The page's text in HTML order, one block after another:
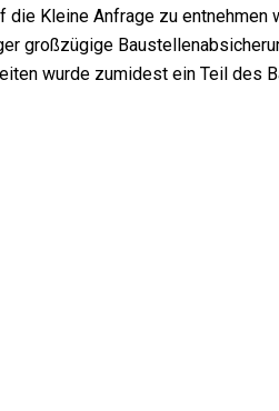
Kleine Anfrage zu
großzügige
wurde zumidest ein Teil des